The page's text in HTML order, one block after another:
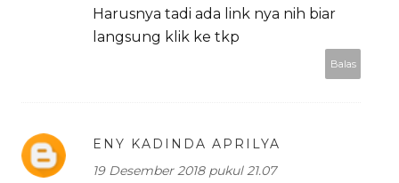
Harusnya tadi ada link nya nih biar
langsung klik ke tkp
Balas
ENY KADINDA APRILYA
19 Desember 2018 pukul 21.07